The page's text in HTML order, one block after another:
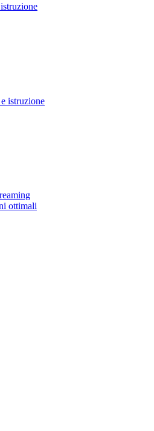
istruzione
ottimali